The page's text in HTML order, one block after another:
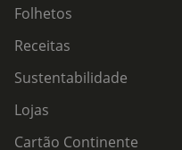
Folhetos
Receitas
Sustentabilidade
Lojas
Cartão Continente